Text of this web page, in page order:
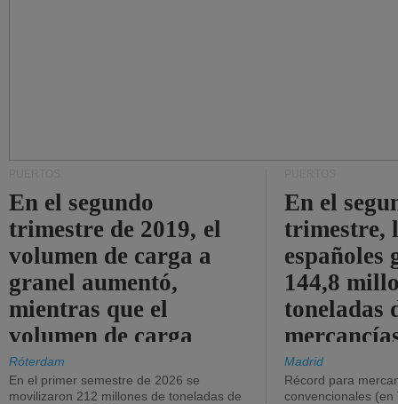
En el segundo
trimestre de 2019, el
volumen de carga a
granel aumentó,
mientras que el
volumen de carga
general disminuyó.
Róterdam
En el primer semestre de 2026 se
movilizaron 212 millones de toneladas de
En el
trimestre,
españoles
144,8
toneladas
Madrid
Récord para
convencionales (en